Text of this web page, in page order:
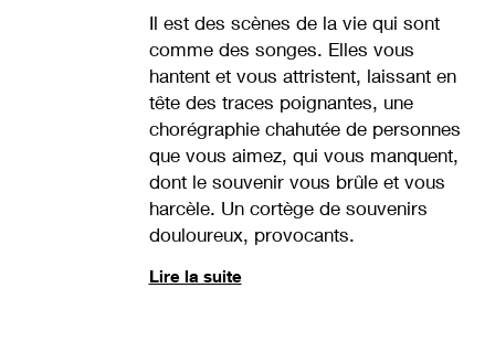
Il est des scènes de la vie qui sont
comme des songes. Elles vous
hantent et vous attristent, laissant en
tête des traces poignantes, une
chorégraphie chahutée de personnes
que vous aimez, qui vous manquent,
dont le souvenir vous brûle et vous
harcèle. Un cortège de souvenirs
douloureux, provocants.
Lire la suite